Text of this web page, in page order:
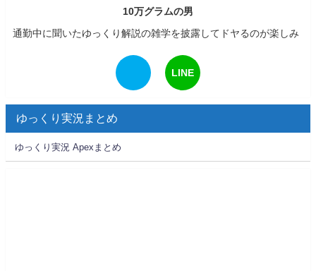
10万グラムの男
通勤中に聞いたゆっくり解説の雑学を披露してドヤるのが楽しみ
LINE
ゆっくり実況まとめ
ゆっくり実況 Apexまとめ